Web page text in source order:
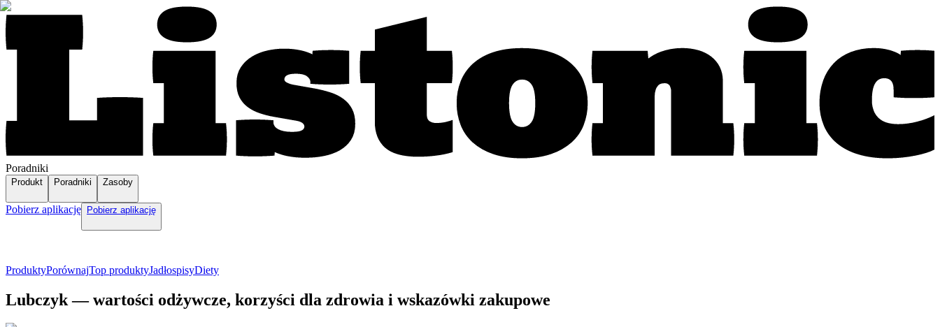
Poradniki
Produkt Poradniki Zasoby
Pobierz aplikację Pobierz aplikację
ProduktyPorównajTop produktyJadłospisyDiety
Lubczyk — wartości odżywcze, korzyści dla zdrowia i wskazówki zakupowe